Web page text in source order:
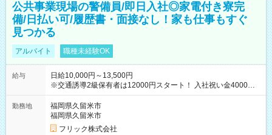
公共事業現場の警備員/即日入社◎家電付き寮完
備/日払い可/履歴書・面接なし！家も仕事もすぐ
見つかる
アルバイト 職種未経験OK
給与
日給10,000円～13,500円
※交通誘導2級保有者は12000円スタート！ 入社祝い金4000円
【試用期間】試用期間なし
勤務地
福岡県久留米市
福岡県久留米市
フリック株式会社